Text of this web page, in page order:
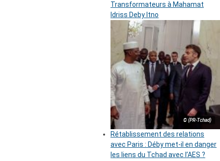
Transformateurs à Mahamat
Idriss Deby Itno
© (PR-Tchad)
Rétablissement des relations
avec Paris : Déby met-il en danger
les liens du Tchad avec l’AES ?